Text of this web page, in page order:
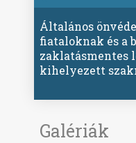
Általános
fiataloknak és a
zaklatásmentes
kihelyezett
Galériák